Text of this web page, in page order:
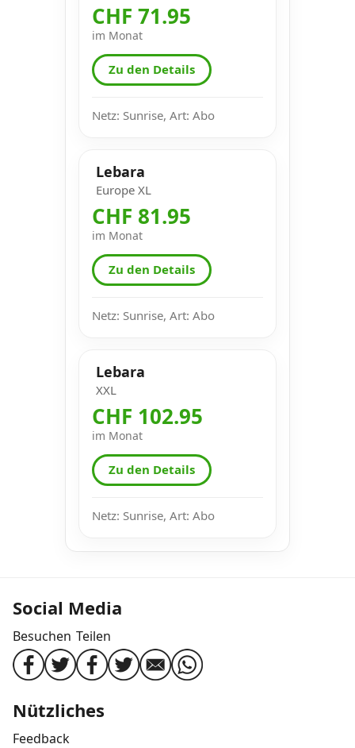
CHF 71.95
im Monat
Zu den Details
Netz: Sunrise, Art: Abo
Lebara
Europe XL
CHF 81.95
im Monat
Zu den Details
Netz: Sunrise, Art: Abo
Lebara
XXL
CHF 102.95
im Monat
Zu den Details
Netz: Sunrise, Art: Abo
Social Media
Besuchen Teilen
Nützliches
Feedback